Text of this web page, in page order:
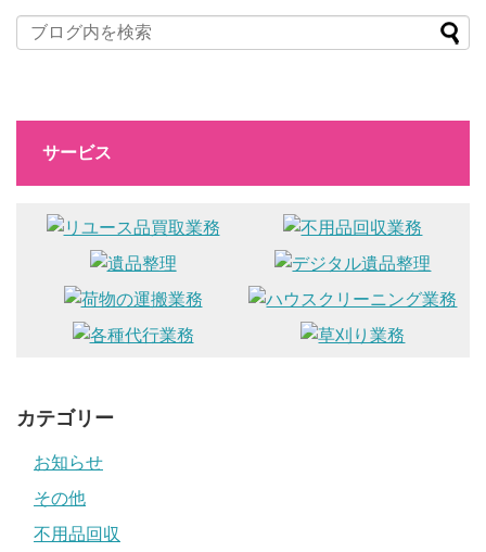
サービス
カテゴリー
お知らせ
その他
不用品回収